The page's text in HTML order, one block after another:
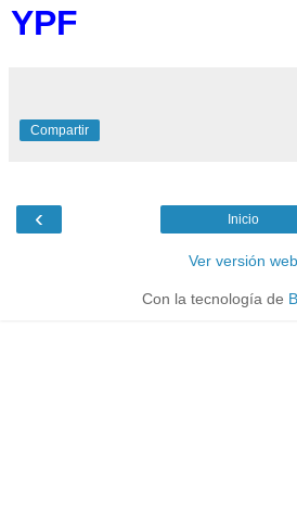
YPF
Compartir
‹ Inicio
Ver versión web
Con la tecnología de